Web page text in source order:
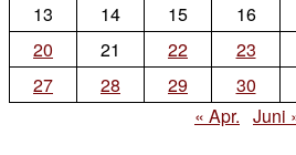
13
14 15 16
20
21 22 23
27
28 29 30
« Apr. Juni